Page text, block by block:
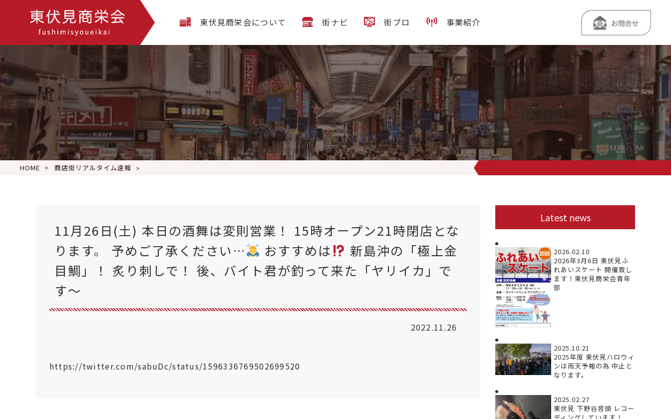
東伏見商栄会について 街ナビ 街ブロ 事業紹介
HOME 商店街リアルタイム速報 おすすめは
11月26日(土) 本日の酒舞は変則営業！ 15時オープン21時閉店とな
ります。 予めご了承ください…
おすすめは
新島沖の「極上金
目鯛」！ 炙り刺しで！ 後、バイト君が釣って来た「ヤリイカ」で
す〜
2022.11.26
https://twitter.com/sabuDc/status/1596336769502699520
Latest news
2026.02.10
2026年3月6日 東伏見ふ
れあいスケート 開催致し
ます！東伏見商栄会青年
部
2025.10.21
2025年度 東伏見ハロウィ
ンは雨天予報の為 中止と
なります。
2025.02.27
東伏見 下野谷音頭 レコー